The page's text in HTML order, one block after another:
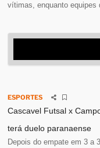
vítimas, enquanto equipes
ESPORTES
Cascavel Futsal x
terá duelo paranaense
Depois do empate em 3 a